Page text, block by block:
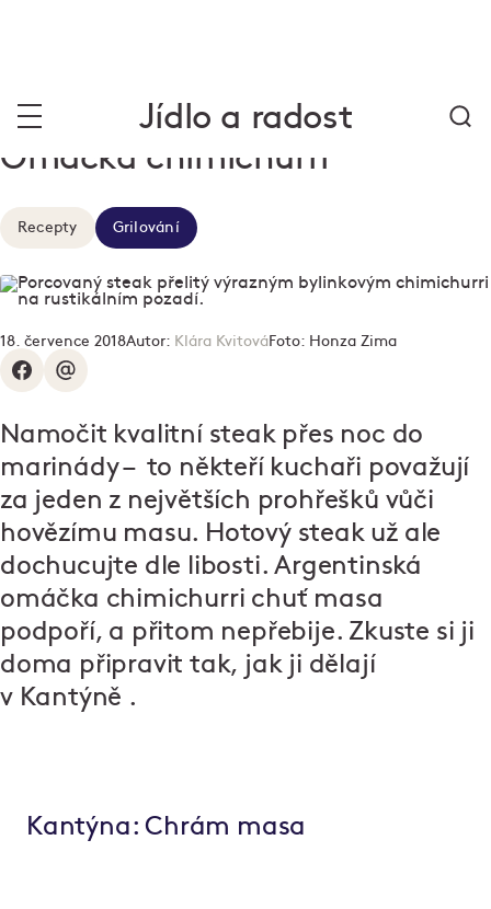
Jídlo a radost
Omáčka chimichurri
Recepty Grilování
18. července 2018Autor: Klára KvitováFoto: Honza Zima
Namočit kvalitní steak přes noc do
marinády – to někteří kuchaři považují
za jeden z největších prohřešků vůči
hovězímu masu. Hotový steakuž ale
dochucujte dle libosti. Argentinská
omáčka chimichurri chuť masa
podpoří, a přitom nepřebije. Zkuste si ji
doma připravit tak, jak ji dělají
vKantýně .
Kantýna: Chrám masa